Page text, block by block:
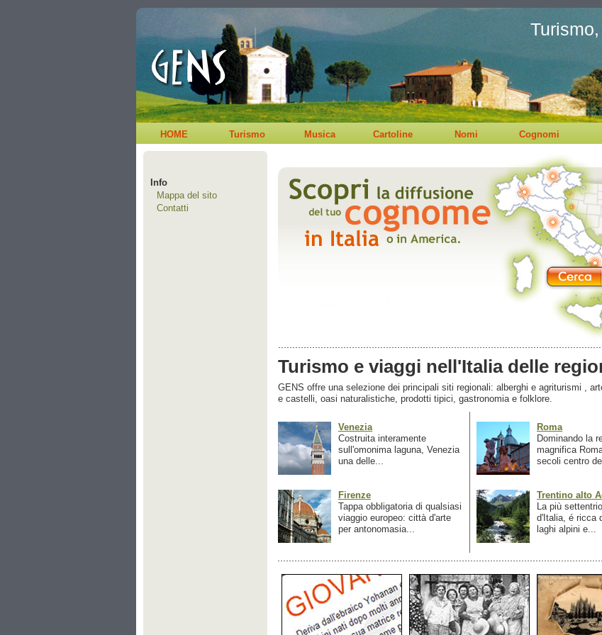
HOME Turismo Musica Cartoline Nomi Cognomi
Info
Mappa del sito
Contatti
Turismo e viaggi nell'Italia delle
GENS offre una selezione dei principali siti regionali: alberghi e agriturismi ,
e castelli, oasi naturalistiche, prodotti tipici, gastronomia e folklore.
Venezia
Costruita interamente
sull'omonima laguna, Venezia
una delle...
Firenze
Tappa obbligatoria di qualsiasi
viaggio europeo: città d'arte
per antonomasia...
Roma
Dominando la
magnifica
secoli centro
Trentino alto
La più
d'Italia, é ricca
laghi alpini e...